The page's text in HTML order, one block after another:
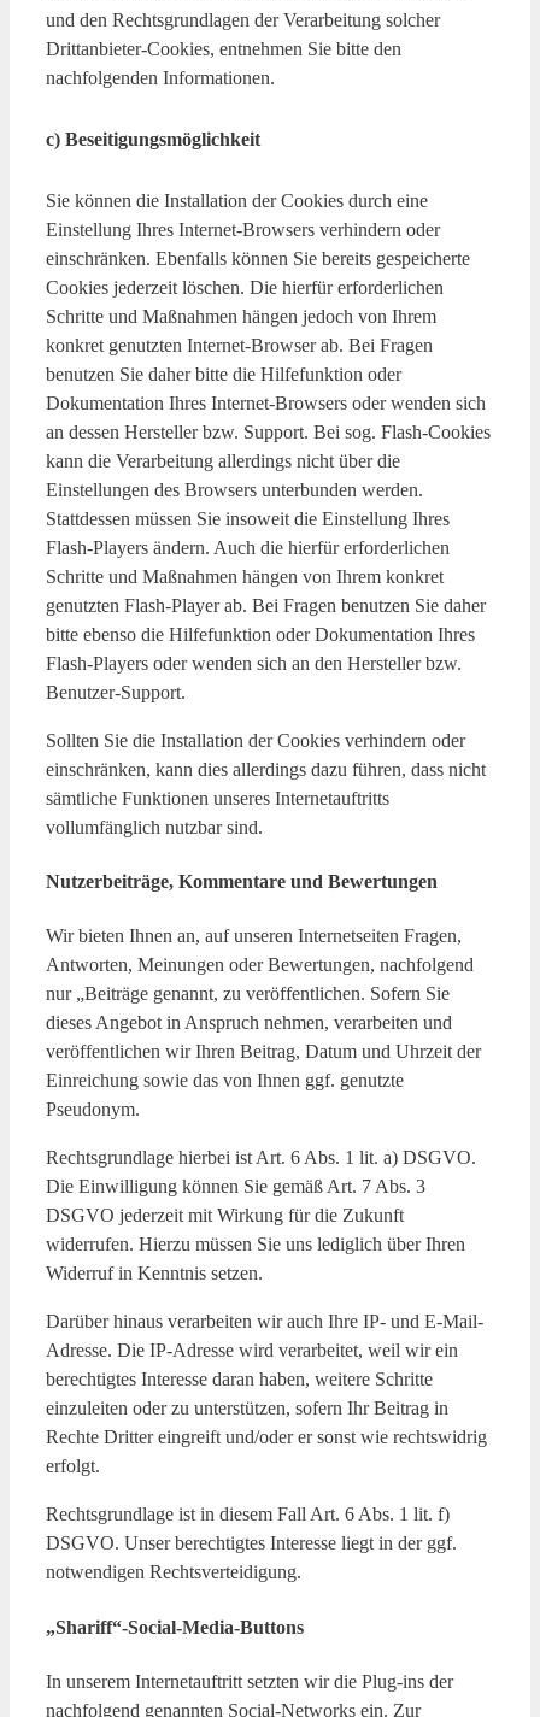
und den Rechtsgrundlagen der Verarbeitung solcher
Drittanbieter-Cookies, entnehmen Sie bitte den
nachfolgenden Informationen.
c) Beseitigungsmöglichkeit
Sie können die Installation der Cookies durch eine
Einstellung Ihres Internet-Browsers verhindern oder
einschränken. Ebenfalls können Sie bereits gespeicherte
Cookies jederzeit löschen. Die hierfür erforderlichen
Schritte und Maßnahmen hängen jedoch von Ihrem
konkret genutzten Internet-Browser ab. Bei Fragen
benutzen Sie daher bitte die Hilfefunktion oder
Dokumentation Ihres Internet-Browsers oder wenden sich
an dessen Hersteller bzw. Support. Bei sog. Flash-Cookies
kann die Verarbeitung allerdings nicht über die
Einstellungen des Browsers unterbunden werden.
Stattdessen müssen Sie insoweit die Einstellung Ihres
Flash-Players ändern. Auch die hierfür erforderlichen
Schritte und Maßnahmen hängen von Ihrem konkret
genutzten Flash-Player ab. Bei Fragen benutzen Sie daher
bitte ebenso die Hilfefunktion oder Dokumentation Ihres
Flash-Players oder wenden sich an den Hersteller bzw.
Benutzer-Support.
Sollten Sie die Installation der Cookies verhindern oder
einschränken, kann dies allerdings dazu führen, dass nicht
sämtliche Funktionen unseres Internetauftritts
vollumfänglich nutzbar sind.
Nutzerbeiträge, Kommentare und Bewertungen
Wir bieten Ihnen an, auf unseren Internetseiten Fragen,
Antworten, Meinungen oder Bewertungen, nachfolgend
nur „Beiträge genannt, zu veröffentlichen. Sofern Sie
dieses Angebot in Anspruch nehmen, verarbeiten und
veröffentlichen wir Ihren Beitrag, Datum und Uhrzeit der
Einreichung sowie das von Ihnen ggf. genutzte
Pseudonym.
Rechtsgrundlage hierbei ist Art. 6 Abs. 1 lit. a) DSGVO.
Die Einwilligung können Sie gemäß Art. 7 Abs. 3
DSGVO jederzeit mit Wirkung für die Zukunft
widerrufen. Hierzu müssen Sie uns lediglich über Ihren
Widerruf in Kenntnis setzen.
Darüber hinaus verarbeiten wir auch Ihre IP- und E-Mail-
Adresse. Die IP-Adresse wird verarbeitet, weil wir ein
berechtigtes Interesse daran haben, weitere Schritte
einzuleiten oder zu unterstützen, sofern Ihr Beitrag in
Rechte Dritter eingreift und/oder er sonst wie rechtswidrig
erfolgt.
Rechtsgrundlage ist in diesem Fall Art. 6 Abs. 1 lit. f)
DSGVO. Unser berechtigtes Interesse liegt in der ggf.
notwendigen Rechtsverteidigung.
„Shariff“-Social-Media-Buttons
In unserem Internetauftritt setzten wir die Plug-ins der
nachfolgend genannten Social-Networks ein. Zur